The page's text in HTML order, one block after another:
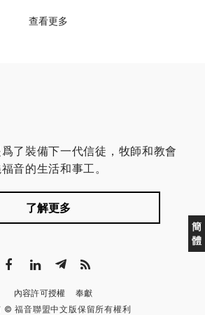
查看更多
簡
體
了裝備下一代信徒，牧師和教會
音的生活和事工。
了解更多
內容許可授權
奉獻
© 福音聯盟中文版保留所有權利